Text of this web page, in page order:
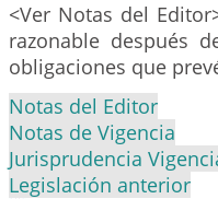
<Ver Notas del
razonable después
obligaciones que
Notas del Editor
Notas de Vigencia
Jurisprudencia
Legislación anterior